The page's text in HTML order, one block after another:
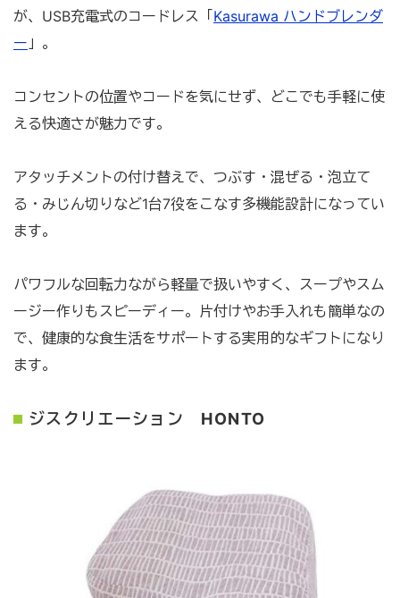
が、USB充電式のコードレス「Kasurawa ハンドブレンダ
ー」。
コンセントの位置やコードを気にせず、どこでも手軽に使
える快適さが魅力です。
アタッチメントの付け替えで、つぶす・混ぜる・泡立て
る・みじん切りなど1台7役をこなす多機能設計になってい
ます。
パワフルな回転力ながら軽量で扱いやすく、スープやスム
ージー作りもスピーディー。片付けやお手入れも簡単なの
で、健康的な食生活をサポートする実用的なギフトになり
ます。
ジスクリエーション HONTO